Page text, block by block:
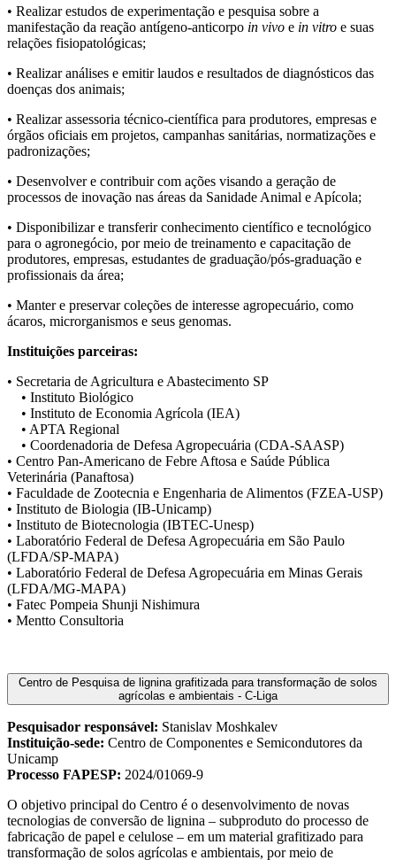
• Realizar estudos de experimentação e pesquisa sobre a
manifestação da reação antígeno-anticorpo in vivo e in vitro e suas
relações fisiopatológicas;
• Realizar análises e emitir laudos e resultados de diagnósticos das
doenças dos animais;
• Realizar assessoria técnico-científica para produtores, empresas e
órgãos oficiais em projetos, campanhas sanitárias, normatizações e
padronizações;
• Desenvolver e contribuir com ações visando a geração de
processos de inovação nas áreas da Sanidade Animal e Apícola;
• Disponibilizar e transferir conhecimento científico e tecnológico
para o agronegócio, por meio de treinamento e capacitação de
produtores, empresas, estudantes de graduação/pós-graduação e
profissionais da área;
• Manter e preservar coleções de interesse agropecuário, como
ácaros, microrganismos e seus genomas.
Instituições parceiras:
• Secretaria de Agricultura e Abastecimento SP
• Instituto Biológico
• Instituto de Economia Agrícola (IEA)
• APTA Regional
• Coordenadoria de Defesa Agropecuária (CDA-SAASP)
• Centro Pan-Americano de Febre Aftosa e Saúde Pública
Veterinária (Panaftosa)
• Faculdade de Zootecnia e Engenharia de Alimentos (FZEA-USP)
• Instituto de Biologia (IB-Unicamp)
• Instituto de Biotecnologia (IBTEC-Unesp)
• Laboratório Federal de Defesa Agropecuária em São Paulo
(LFDA/SP-MAPA)
• Laboratório Federal de Defesa Agropecuária em Minas Gerais
(LFDA/MG-MAPA)
• Fatec Pompeia Shunji Nishimura
• Mentto Consultoria
Centro de Pesquisa de lignina grafitizada para transformação de solos
agrícolas e ambientais - C-Liga
Pesquisador responsável: Stanislav Moshkalev
Instituição-sede: Centro de Componentes e Semicondutores da
Unicamp
Processo FAPESP: 2024/01069-9
O objetivo principal do Centro é o desenvolvimento de novas
tecnologias de conversão de lignina – subproduto do processo de
fabricação de papel e celulose – em um material grafitizado para
transformação de solos agrícolas e ambientais, por meio de